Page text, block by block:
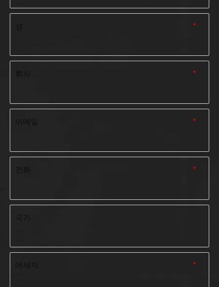
*
*
*
*
국가
*